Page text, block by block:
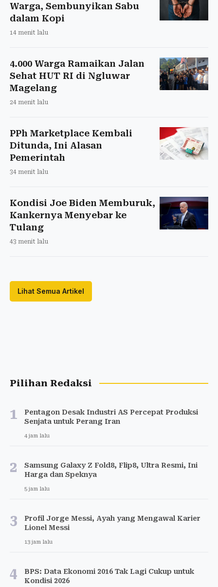
Warga, Sembunyikan Sabu
dalam Kopi
14 menit lalu
4.000 Warga Ramaikan Jalan
Sehat HUT RI di Ngluwar
Magelang
24 menit lalu
PPh Marketplace Kembali
Ditunda, Ini Alasan
Pemerintah
34 menit lalu
Kondisi Joe Biden Memburuk,
Kankernya Menyebar ke
Tulang
43 menit lalu
Lihat Semua Artikel
Pilihan Redaksi
1
Pentagon Desak Industri AS Percepat Produksi
Senjata untuk Perang Iran
4 jam lalu
2
Samsung Galaxy Z Fold8, Flip8, Ultra Resmi, Ini
Harga dan Speknya
5 jam lalu
3
Profil Jorge Messi, Ayah yang Mengawal Karier
Lionel Messi
13 jam lalu
4
BPS: Data Ekonomi 2016 Tak Lagi Cukup untuk
Kondisi 2026